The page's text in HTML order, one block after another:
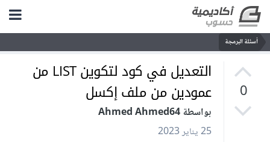
أسئلة البرمجة
0
التعديل في كود لتكوين LIST من
عمودين من ملف إكسل
بواسطة Ahmed Ahmed64
25 يناير 2023